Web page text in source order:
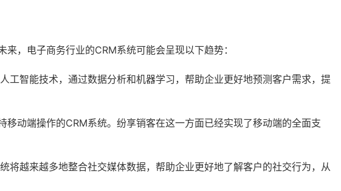
，电子商务行业的CRM系统可能会呈现以下趋势：
工智能技术，通过数据分析和机器学习，帮助企业更好地预测客户需求，提
移动端操作的CRM系统。纷享销客在这一方面已经实现了移动端的全面支
将越来越多地整合社交媒体数据，帮助企业更好地了解客户的社交行为，从